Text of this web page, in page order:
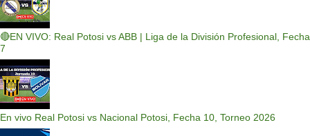
🔴EN VIVO: Real Potosi vs ABB | Liga de la División Profesional, Fecha
7
En vivo Real Potosi vs Nacional Potosi, Fecha 10, Torneo 2026